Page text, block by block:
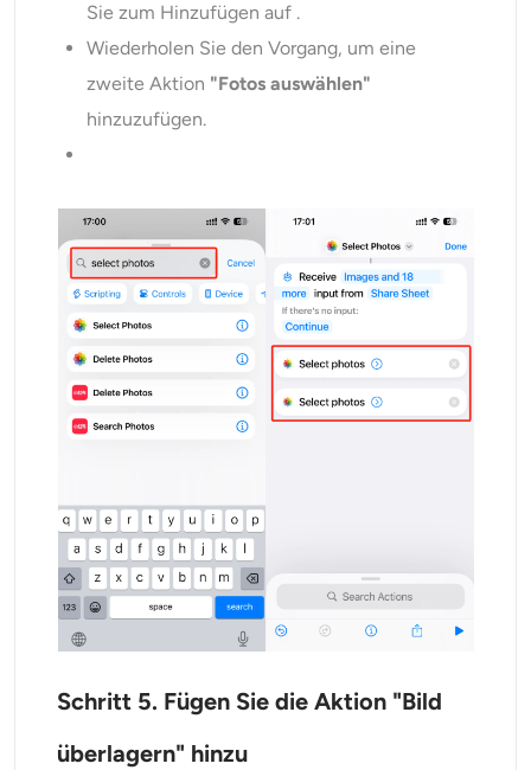
Sie zum Hinzufügen auf .
Wiederholen Sie den Vorgang, um eine
zweite Aktion "Fotos auswählen"
hinzuzufügen.
Schritt 5. Fügen Sie die Aktion "Bild
überlagern" hinzu